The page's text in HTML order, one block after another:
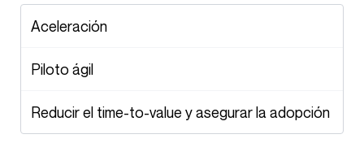
Aceleración
Piloto ágil
Reducir el time-to-value y asegurar la adopción